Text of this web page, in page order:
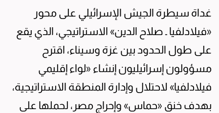
غداة سيطرة الجيش الإسرائيلي على محور
«فيلادلفيا ـ صلاح الدين» الاستراتيجي، الذي يقع
على طول الحدود بين غزة وسيناء، اقترح
مسؤولون إسرائيليون إنشاء «لواء إقليمي
فيلادلفيا» لاحتلال وإدارة المنطقة الاستراتيجية،
بهدف خنق «حماس» وإحراج مصر، لحملها على